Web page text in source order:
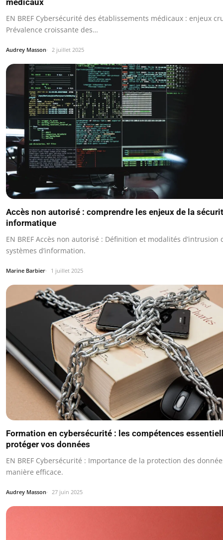
médicaux
EN BREF Cybersécurité des établissements médicaux : enjeux
Prévalence croissante des…
Audrey Masson 2 juillet 2025
Accès non autorisé : comprendre les enjeux de la
informatique
EN BREF Accès non autorisé : Définition et modalités d’intrusion
systèmes d’information.
Marine Barbier 1 juillet 2025
Formation en cybersécurité : les compétences
protéger vos données
EN BREF Cybersécurité : Importance de la protection des
manière efficace.
Audrey Masson 27 juin 2025